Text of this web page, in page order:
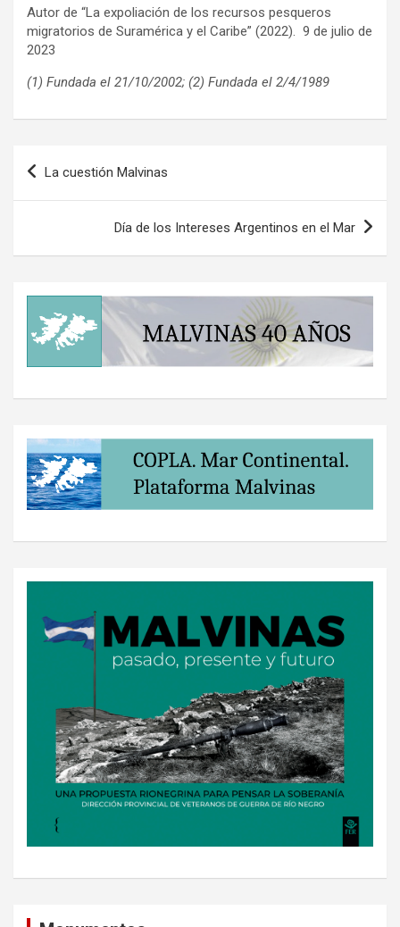
Autor de “La expoliación de los recursos pesqueros
migratorios de Suramérica y el Caribe” (2022). 9 de julio de
2023
(1) Fundada el 21/10/2002; (2) Fundada el 2/4/1989
Navegación
La cuestión Malvinas
Día de los Intereses Argentinos en el Mar